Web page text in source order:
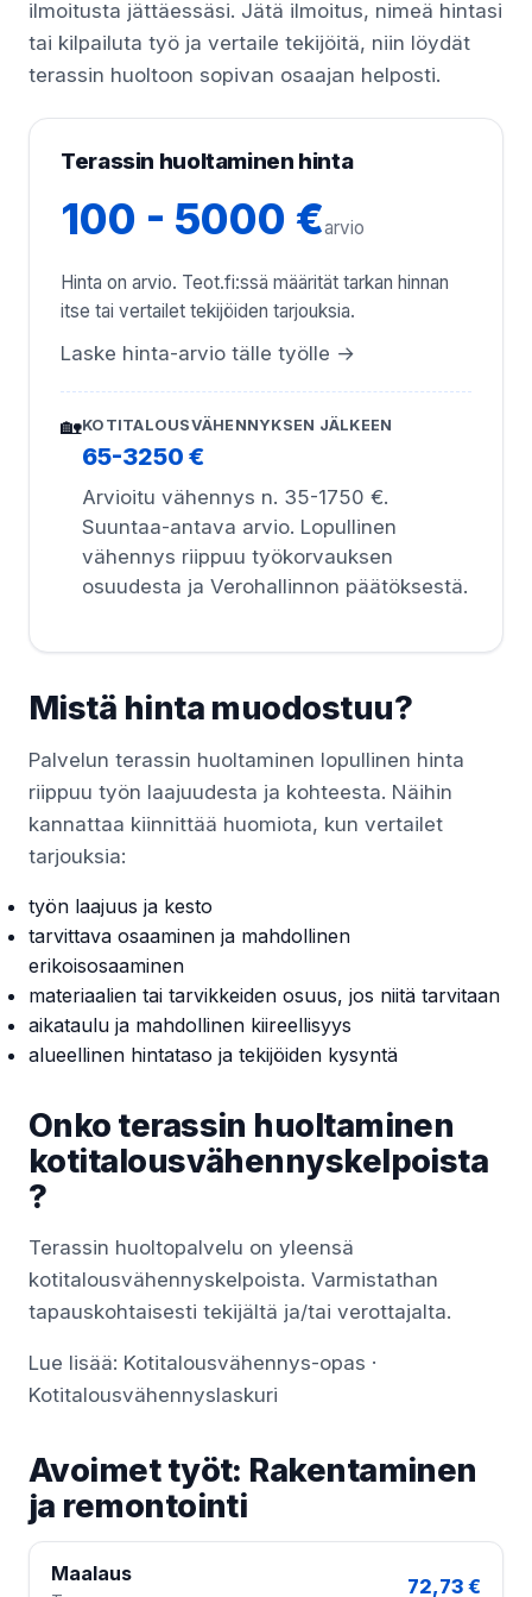
ilmoitusta jättäessäsi. Jätä ilmoitus, nimeä hintasi
tai kilpailuta työ ja vertaile tekijöitä, niin löydät
terassin huoltoon sopivan osaajan helposti.
Terassin huoltaminen hinta
100 - 5000 €arvio
Hinta on arvio. Teot.fi:ssä määrität tarkan hinnan
itse tai vertailet tekijöiden tarjouksia.
Laske hinta-arvio tälle työlle →
🏡KOTITALOUSVÄHENNYKSEN JÄLKEEN
65-3250 €
Arvioitu vähennys n. 35-1750 €.
Suuntaa-antava arvio. Lopullinen
vähennys riippuu työkorvauksen
osuudesta ja Verohallinnon päätöksestä.
Mistä hinta muodostuu?
Palvelun terassin huoltaminen lopullinen hinta
riippuu työn laajuudesta ja kohteesta. Näihin
kannattaa kiinnittää huomiota, kun vertailet
tarjouksia:
työn laajuus ja kesto
tarvittava osaaminen ja mahdollinen
erikoisosaaminen
materiaalien tai tarvikkeiden osuus, jos niitä tarvitaan
aikataulu ja mahdollinen kiireellisyys
alueellinen hintataso ja tekijöiden kysyntä
Onko terassin huoltaminen
kotitalousvähennyskelpoista
?
Terassin huoltopalvelu on yleensä
kotitalousvähennyskelpoista. Varmistathan
tapauskohtaisesti tekijältä ja/tai verottajalta.
Lue lisää: Kotitalousvähennys-opas ·
Kotitalousvähennyslaskuri
Avoimet työt: Rakentaminen
ja remontointi
Maalaus
72,73 €